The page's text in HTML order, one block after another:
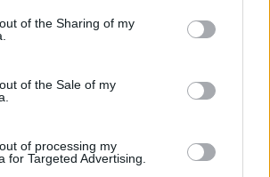
or usage behaviour. You may click to
to Google and its third-party tags to
specified purposes in below Google
of the Sharing of my
of the Sale of my
of processing my
for Targeted Advertising.
attacca un pescatore: attimi di
romano